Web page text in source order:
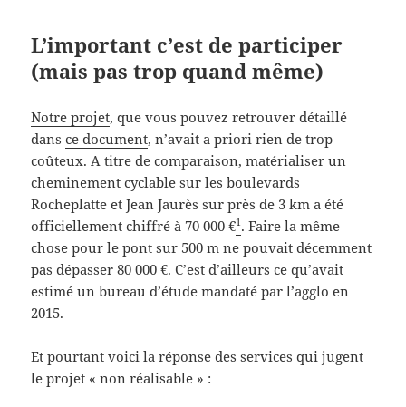
L’important c’est de participer
(mais pas trop quand même)
Notre projet, que vous pouvez retrouver détaillé
dansce document, n’avait a priori rien de trop
coûteux. A titre de comparaison, matérialiser un
cheminement cyclable sur les boulevards
Rocheplatte et Jean Jaurès sur près de 3 km a été
officiellement chiffré à 70 000 €1 . Faire la même
chose pour le pont sur 500 m ne pouvait décemment
pas dépasser 80 000 €. C’est d’ailleurs ce qu’avait
estimé un bureau d’étude mandaté par l’agglo en
2015.
Et pourtant voici la réponse des services qui jugent
le projet « non réalisable » :